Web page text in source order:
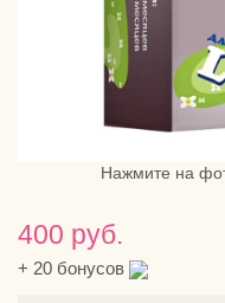
Нажмите на
400 руб.
+ 20 бонусов